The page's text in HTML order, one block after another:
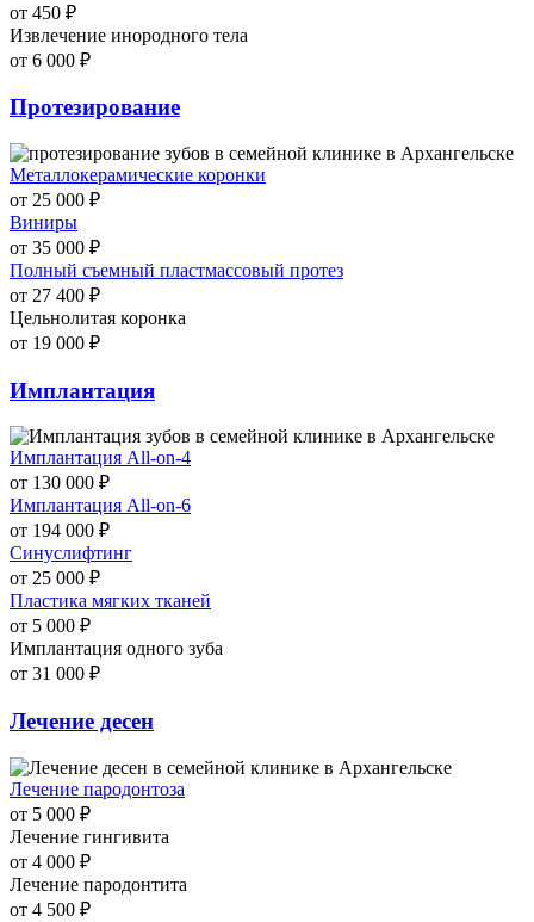
от 450 ₽
Извлечение инородного тела
от 6 000 ₽
Протезирование
Металлокерамические коронки
от 25 000 ₽
Виниры
от 35 000 ₽
Полный съемный пластмассовый протез
от 27 400 ₽
Цельнолитая коронка
от 19 000 ₽
Имплантация
Имплантация All-on-4
от 130 000 ₽
Имплантация All-on-6
от 194 000 ₽
Синуслифтинг
от 25 000 ₽
Пластика мягких тканей
от 5 000 ₽
Имплантация одного зуба
от 31 000 ₽
Лечение десен
Лечение пародонтоза
от 5 000 ₽
Лечение гингивита
от 4 000 ₽
Лечение пародонтита
от 4 500 ₽